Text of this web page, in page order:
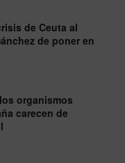
de Ceuta al
de poner en
organismos
carecen de